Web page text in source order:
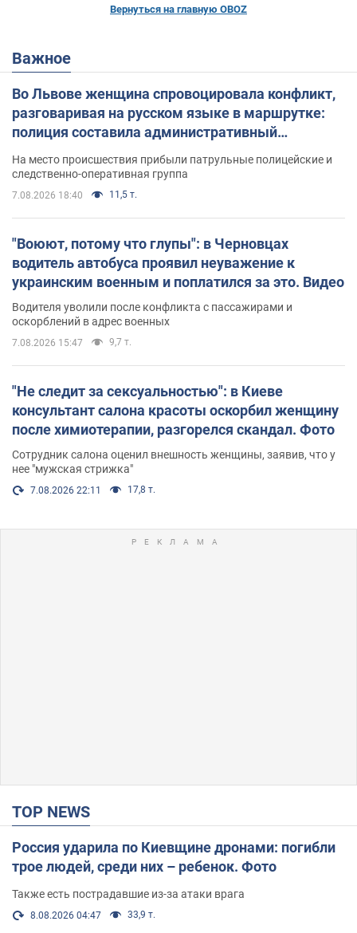
Вернуться на главную OBOZ
Важное
Во Львове женщина спровоцировала конфликт,
разговаривая на русском языке в маршрутке:
полиция составила административный
На место происшествия прибыли патрульные полицейские и
следственно-оперативная группа
7.08.2026 18:40 11,5 т.
"Воюют, потому что глупы": в Черновцах
водитель автобуса проявил неуважение к
украинским военным и поплатился за это. Видео
Водителя уволили после конфликта с пассажирами и
оскорблений в адрес военных
7.08.2026 15:47 9,7 т.
"Не следит за сексуальностью": в Киеве
консультант салона красоты оскорбил женщину
после химиотерапии, разгорелся скандал. Фото
Сотрудник салона оценил внешность женщины, заявив, что у
нее "мужская стрижка"
7.08.2026 22:11 17,8 т.
TOP NEWS
Россия ударила по Киевщине дронами: погибли
трое людей, среди них – ребенок. Фото
Также есть пострадавшие из-за атаки врага
8.08.2026 04:47 33,9 т.